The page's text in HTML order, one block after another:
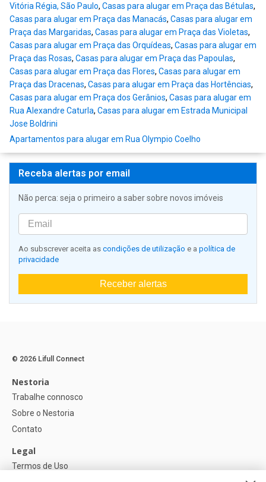
Vitória Régia, São Paulo, Casas para alugar em Praça das Bétulas,
Casas para alugar em Praça das Manacás, Casas para alugar em
Praça das Margaridas, Casas para alugar em Praça das Violetas,
Casas para alugar em Praça das Orquídeas, Casas para alugar em
Praça das Rosas, Casas para alugar em Praça das Papoulas,
Casas para alugar em Praça das Flores, Casas para alugar em
Praça das Dracenas, Casas para alugar em Praça das Hortências,
Casas para alugar em Praça dos Gerânios, Casas para alugar em
Rua Alexandre Caturla, Casas para alugar em Estrada Municipal
Jose Boldrini
Apartamentos para alugar em Rua Olympio Coelho
Receba alertas por email
Não perca: seja o primeiro a saber sobre novos imóveis
Ao subscrever aceita as condições de utilização e a política de
privacidade
Receber alertas
© 2026 Lifull Connect
Nestoria
Trabalhe connosco
Sobre o Nestoria
Contato
Legal
Termos de Uso